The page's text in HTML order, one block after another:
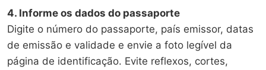
4. Informe os dados do passaporte
Digite o número do passaporte, país emissor, datas
de emissão e validade e envie a foto legível da
página de identificação. Evite reflexos, cortes,